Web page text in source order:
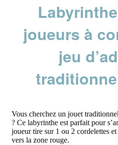
joueurs à
jeu
Vous cherchez un jouet
? Ce labyrinthe est parfait pour
joueur tire sur 1 ou 2 cordelettes
vers la zone rouge.